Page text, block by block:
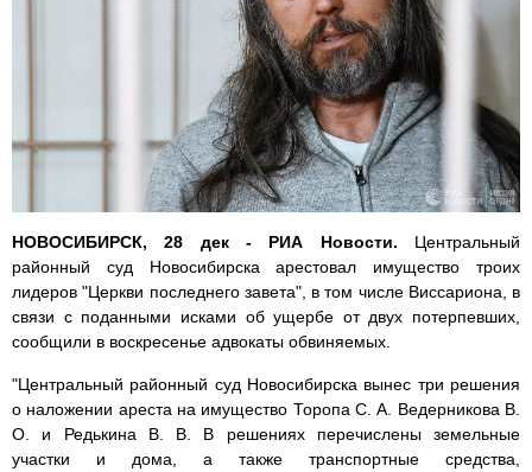
НОВОСИБИРСК, 28 дек - РИА Новости. Центральный
районный суд Новосибирска арестовал имущество троих
лидеров "Церкви последнего завета", в том числе Виссариона, в
связи с поданными исками об ущербе от двух потерпевших,
сообщили в воскресенье адвокаты обвиняемых.
"Центральный районный суд Новосибирска вынес три решения
о наложении ареста на имущество Торопа С. А. Ведерникова В.
О. и Редькина В. В. В решениях перечислены земельные
участки и дома, а также транспортные средства,